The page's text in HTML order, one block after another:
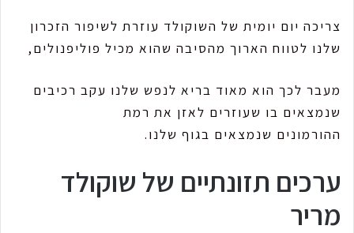
צריכה יום יומית של השוקולד עוזרת לשיפור הזכרון
שלנו לטווח הארוך מהסיבה שהוא מכיל פוליפנולים,
מעבר לכך הוא מאוד בריא לנפש שלנו עקב רכיבים
שנמצאים בו שעוזרים לאזן את רמת
ההורמונים שנמצאים בגוף שלנו.
ערכים תזונתיים של שוקולד
מריר